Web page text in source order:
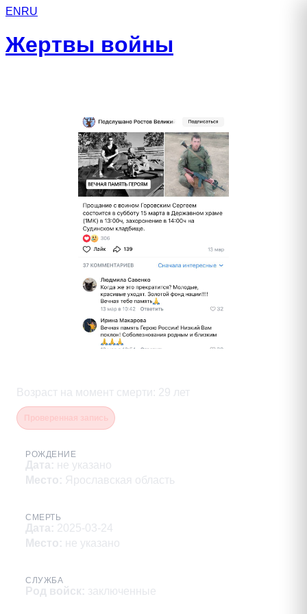
EN RU
Жертвы войны
Возраст на момент смерти : 29 лет
РОЖДЕНИЕ
Дата: не указано
Место: Ярославская область
СМЕРТЬ
Дата: 2025-03-24
Место: не указано
СЛУЖБА
Род войск: заключенные